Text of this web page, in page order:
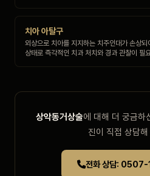
치아 아탈구
외상으로 치아를 지지하는 치주인대가 손상
상태로 즉각적인 치과 처치와 경과 관찰이 필
상악동거상술에 대해 더 궁금하
진이 직접 상담
전화 상담: